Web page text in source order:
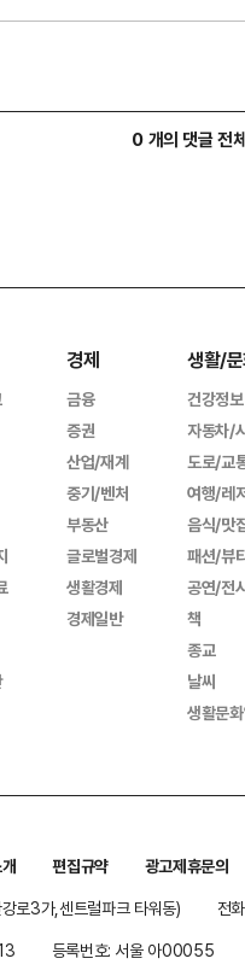
0 개의 댓글 전
경제
금융
증권
산업/재계
중기/벤처
부동산
글로벌경제
생활경제
경제일반
생활/
건강정보
자동차/
도로/교
여행/레
음식/맛
패션/뷰
공연/전
책
종교
날씨
생활문
편집규약
광고제휴문의
로3가,센트럴파크 타워동)
전
등록번호: 서울 아00055